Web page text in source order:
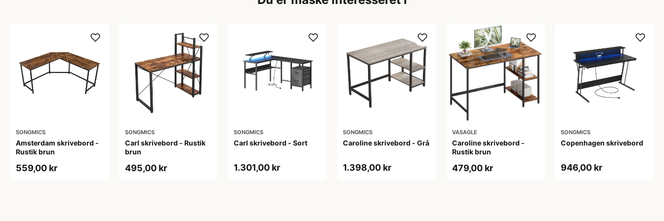
SONGMICS
Amsterdam skrivebord -
Rustik brun
559,00 kr
SONGMICS
Carl skrivebord - Rustik
brun
495,00 kr
SONGMICS
Carl skrivebord - Sort
1.301,00 kr
SONGMICS
Caroline skrivebord - Grå
1.398,00 kr
VASAGLE
Caroline skrivebord -
Rustik brun
479,00 kr
SONGMICS
Copenhagen skrivebord
946,00 kr